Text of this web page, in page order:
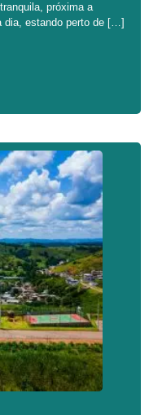
próxima a
dia, estando perto de […]